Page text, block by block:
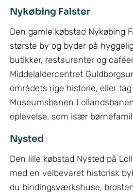
Nykøbing Falster
Den gamle købstad Nykøbing
største by og byder på
butikker, restauranter og
Middelaldercentret
områdets rige historie, eller tag
Museumsbanen
oplevelse, som især
Nysted
Den lille købstad Nysted på
med en velbevaret historisk
du bindingsværkshuse,